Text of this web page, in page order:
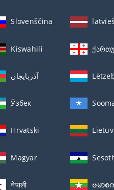
Slovenščina
Kiswahili
آذربايجان
Ўзбек
Hrvatski
Magyar
नेपाली ဗမာစ